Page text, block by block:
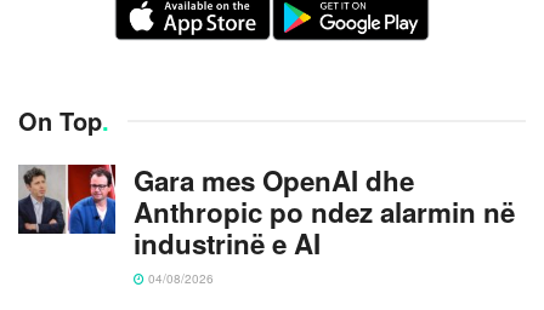
On Top.
Gara mes OpenAI dhe
Anthropic po ndez alarmin në
industrinë e AI
04/08/2026